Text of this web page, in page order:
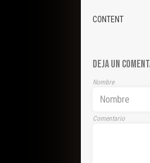
CONTENT
DEJA UN
Nombre
Comentario